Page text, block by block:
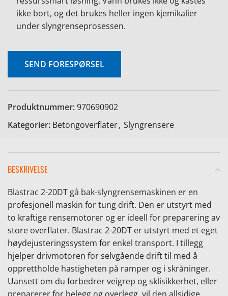
ikke bort, og det brukes heller ingen kjemikalier
under slyngrenseprosessen.
SEND FORESPØRSEL
Produktnummer:970690902
Kategorier: Betongoverflater, Slyngrensere
BESKRIVELSE
Blastrac 2-20DT gå bak-slyngrensemaskinen er en
profesjonell maskin for tung drift. Den er utstyrt med
to kraftige rensemotorer og er ideell for preparering av
store overflater. Blastrac 2-20DT er utstyrt med et eget
høydejusteringssystem for enkel transport. I tillegg
hjelper drivmotoren for selvgående drift til med å
opprettholde hastigheten på ramper og i skråninger.
Uansett om du forbedrer veigrep og sklisikkerhet, eller